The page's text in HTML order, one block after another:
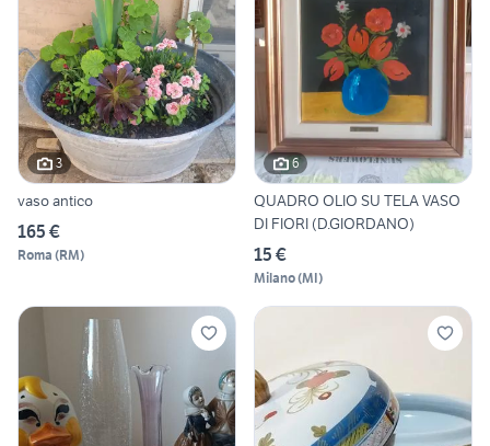
3
vaso antico
165 €
Roma (RM)
6
QUADRO OLIO SU TELA VASO
DI FIORI (D.GIORDANO)
15 €
Milano(MI)